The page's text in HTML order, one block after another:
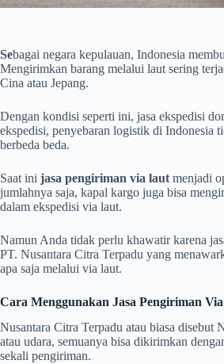
Sebagai negara kepulauan, Indonesia
Mengirimkan barang melalui laut sering
Cina atau Jepang.
Dengan kondisi seperti ini, jasa ekspedisi
ekspedisi, penyebaran logistik di Indonesia
berbeda beda.
Saat ini jasa pengiriman via laut menjadi
jumlahnya saja, kapal kargo juga bisa
dalam ekspedisi via laut.
Namun Anda tidak perlu khawatir karena
PT. Nusantara Citra Terpadu yang
apa saja melalui via laut.
Cara Menggunakan Jasa Pengiriman
Nusantara Citra Terpadu atau biasa
atau udara, semuanya bisa dikirimkan
sekali pengiriman.